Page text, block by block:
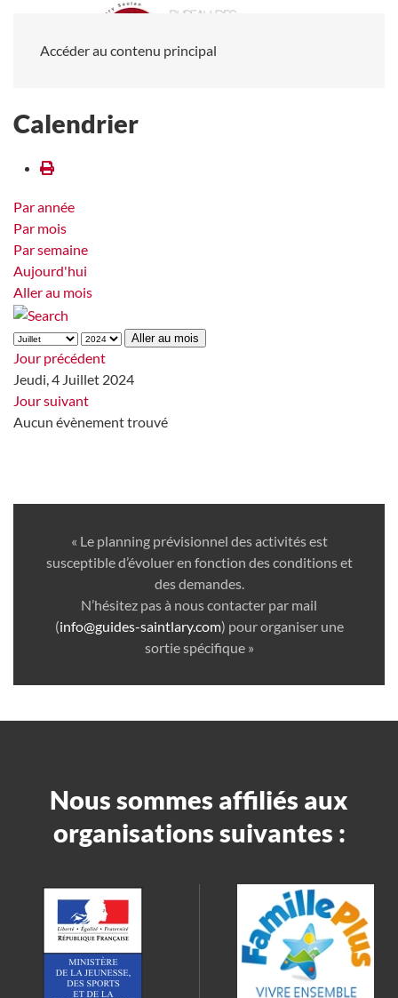
Accéder au contenu principal
Calendrier
Par année
Par mois
Par semaine
Aujourd'hui
Aller au mois
Aller au mois
Jour précédent
Jeudi, 4 Juillet 2024
Jour suivant
Aucun évènement trouvé
« Le planning prévisionnel des activités est
susceptible d’évoluer en fonction des conditions et
des demandes.
N’hésitez pas à nous contacter par mail
(info@guides-saintlary.com) pour organiser une
sortie spécifique »
Nous sommes affiliés aux
organisations suivantes :